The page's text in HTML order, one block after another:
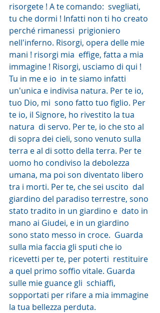
risorgete ! A te comando:  svegliati,
tu che dormi ! Infatti non ti ho creato
perché rimanessi  prigioniero
nell'inferno. Risorgi, opera delle mie
mani ! risorgi mia  effige, fatta a mia
immagine ! Risorgi, usciamo di qui !
Tu in me e io  in te siamo infatti
un'unica e indivisa natura. Per te io,
tuo Dio, mi  sono fatto tuo figlio. Per
te io, il Signore, ho rivestito la tua
natura  di servo. Per te, io che sto al
di sopra dei cieli, sono venuto sulla
terra e al di sotto della terra. Per te
uomo ho condiviso la debolezza
umana, ma poi son diventato libero
tra i morti. Per te, che sei uscito  dal
giardino del paradiso terrestre, sono
stato tradito in un giardino e  dato in
mano ai Giudei, e in un giardino
sono stato messo in croce.  Guarda
sulla mia faccia gli sputi che io
ricevetti per te, per poterti  restituire
a quel primo soffio vitale. Guarda
sulle mie guance gli  schiaffi,
sopportati per rifare a mia immagine
la tua bellezza perduta.